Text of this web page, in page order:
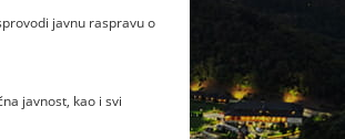
javnu raspravu o
javnost, kao i svi